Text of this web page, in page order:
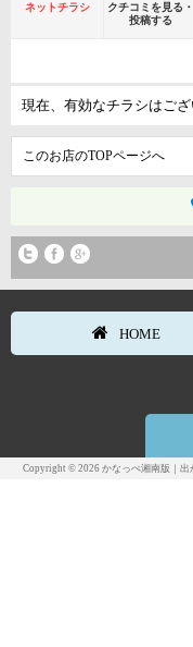
ネットチラシ
クチコミを見る・
投稿する
現在、有効なチラシはござ
このお店のTOPページへ
HOME
Copyright © 2026 かなっぺ湘南版｜出